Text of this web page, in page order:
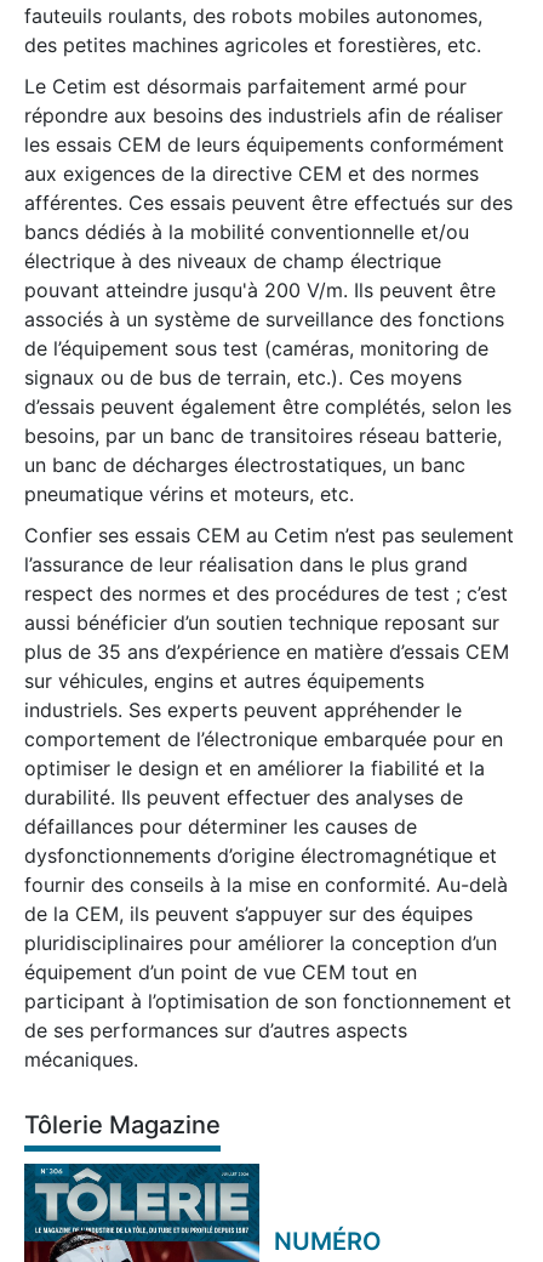
fauteuils roulants, des robots mobiles autonomes,
des petites machines agricoles et forestières, etc.
Le Cetim est désormais parfaitement armé pour
répondre aux besoins des industriels afin de réaliser
les essais CEM de leurs équipements conformément
aux exigences de la directive CEM et des normes
afférentes. Ces essais peuvent être effectués sur des
bancs dédiés à la mobilité conventionnelle et/ou
électrique à des niveaux de champ électrique
pouvant atteindre jusqu'à 200 V/m. Ils peuvent être
associés à un système de surveillance des fonctions
de l’équipement sous test (caméras, monitoring de
signaux ou de bus de terrain, etc.). Ces moyens
d’essais peuvent également être complétés, selon les
besoins, par un banc de transitoires réseau batterie,
un banc de décharges électrostatiques, un banc
pneumatique vérins et moteurs, etc.
Confier ses essais CEM au Cetim n’est pas seulement
l’assurance de leur réalisation dans le plus grand
respect des normes et des procédures de test ; c’est
aussi bénéficier d’un soutien technique reposant sur
plus de 35 ans d’expérience en matière d’essais CEM
sur véhicules, engins et autres équipements
industriels. Ses experts peuvent appréhender le
comportement de l’électronique embarquée pour en
optimiser le design et en améliorer la fiabilité et la
durabilité. Ils peuvent effectuer des analyses de
défaillances pour déterminer les causes de
dysfonctionnements d’origine électromagnétique et
fournir des conseils à la mise en conformité. Au-delà
de la CEM, ils peuvent s’appuyer sur des équipes
pluridisciplinaires pour améliorer la conception d’un
équipement d’un point de vue CEM tout en
participant à l’optimisation de son fonctionnement et
de ses performances sur d’autres aspects
mécaniques.
Tôlerie Magazine
NUMÉRO